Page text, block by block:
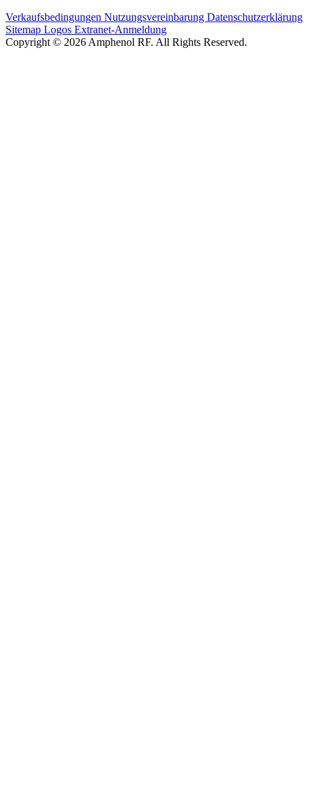
Verkaufsbedingungen Nutzungsvereinbarung Datenschutzerklärung
Sitemap Logos Extranet-Anmeldung
Copyright © 2026 Amphenol RF. All Rights Reserved.